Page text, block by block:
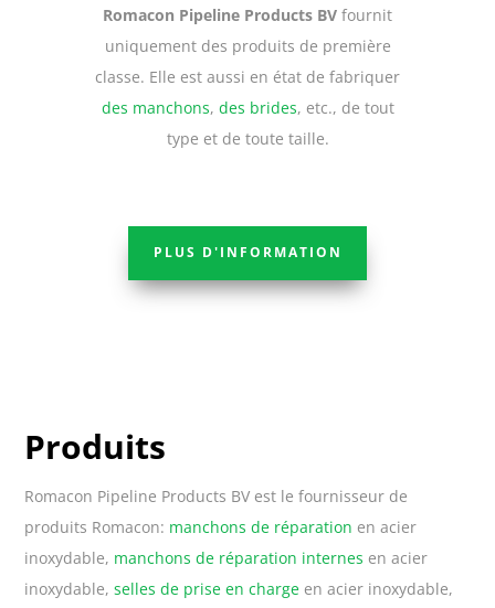
Romacon Pipeline Products BV fournit
uniquement des produits de première
classe. Elle est aussi en état de fabriquer
des manchons, des brides, etc., de tout
type et de toute taille.
PLUS D'INFORMATION
Produits
Romacon Pipeline Products BV est le fournisseur de
produits Romacon: manchons de réparation en acier
inoxydable, manchons de réparation internes en acier
inoxydable,selles de prise en charge en acier inoxydable,